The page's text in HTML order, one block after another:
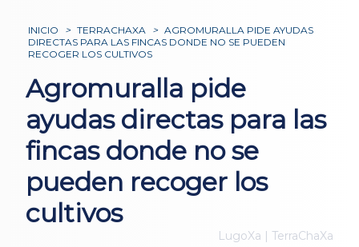
INICIO > TERRACHAXA > AGROMURALLA PIDE AYUDAS
DIRECTAS PARA LAS FINCAS DONDE NO SE PUEDEN
RECOGER LOS CULTIVOS
Agromuralla pide
ayudas directas para las
fincas donde no se
pueden recoger los
cultivos
LugoXa | TerraChaXa